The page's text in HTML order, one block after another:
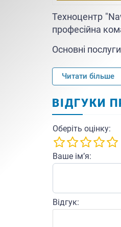
Техноцентр
професійна
Основні
- Ремонт і
- Установка
- Видалення
- Продаж нової
- Заправка
- Підготовка
- Встановлення
-
Читати більше
ВІДГУКИ
Оберіть оцінку:
Ваше ім’я:
Відгук: